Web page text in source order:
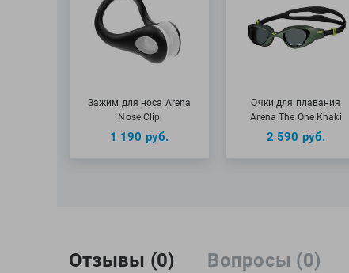
Зажим для носа Arena
Nose Clip
1 190 руб.
Очки для плавания
Arena The One Khaki
2 590 руб.
Отзывы (0) Вопросы (0)